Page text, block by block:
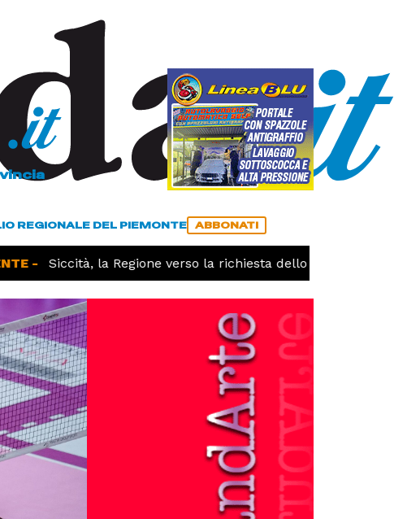
REGIONALE DEL PIEMONTE ABBONATI
- Siccità, la Regione verso la richiesta dello stato di calamità